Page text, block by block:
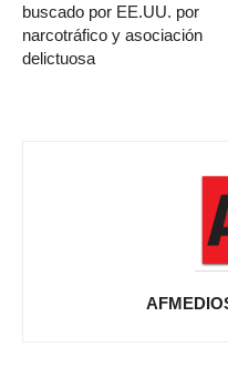
buscado por EE.UU. por
narcotráfico y asociación
delictuosa